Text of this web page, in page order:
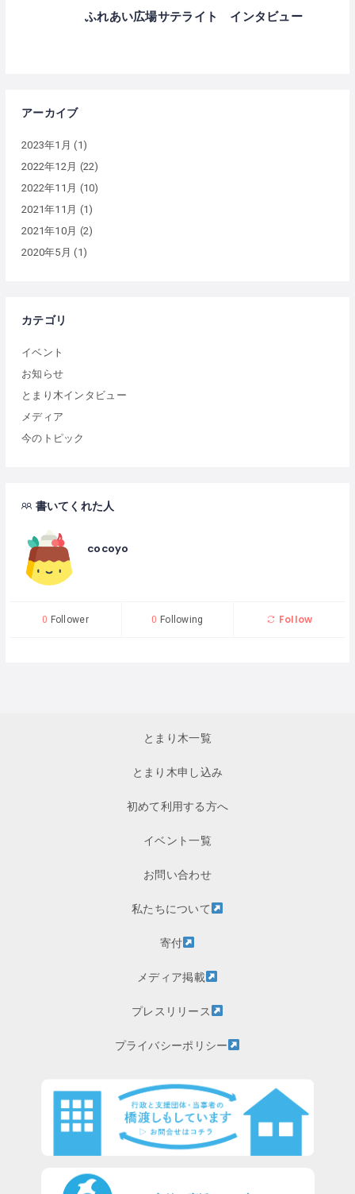
ふれあい広場サテライト インタビュー
アーカイブ
2023年1月 (1)
2022年12月 (22)
2022年11月 (10)
2021年11月 (1)
2021年10月 (2)
2020年5月 (1)
カテゴリ
イベント
お知らせ
とまり木インタビュー
メディア
今のトピック
書いてくれた人
cocoyo
0 Follower 0 Following Follow
とまり木一覧
とまり木申し込み
初めて利用する方へ
イベント一覧
お問い合わせ
私たちについて
寄付
メディア掲載
プレスリリース
プライバシーポリシー